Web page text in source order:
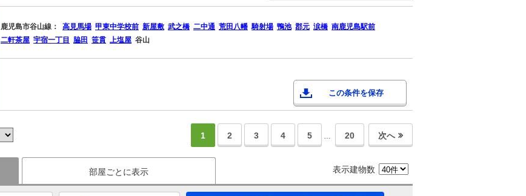
鹿児島市谷山線： 高見馬場 甲東中学校前 新屋敷 武之橋 二中通 荒田八幡 騎射場 鴨池 郡元 涙橋 南鹿児島駅前
二軒茶屋 宇宿一丁目 脇田 笹貫 上塩屋 谷山
この条件を保存
1 2 3 4 5 … 20 次へ
部屋ごとに表示 表示建物数